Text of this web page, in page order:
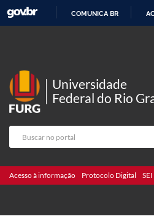
COMUNICA BR
Universidade
Federal do Rio
Acesso à informação Protocolo Digital SEI